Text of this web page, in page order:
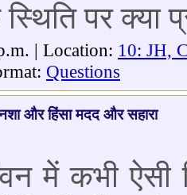
पर क्या
| Location: 10: JH,
Questions
नशा और हिंसा मदद और सहारा
में कभी ऐसी